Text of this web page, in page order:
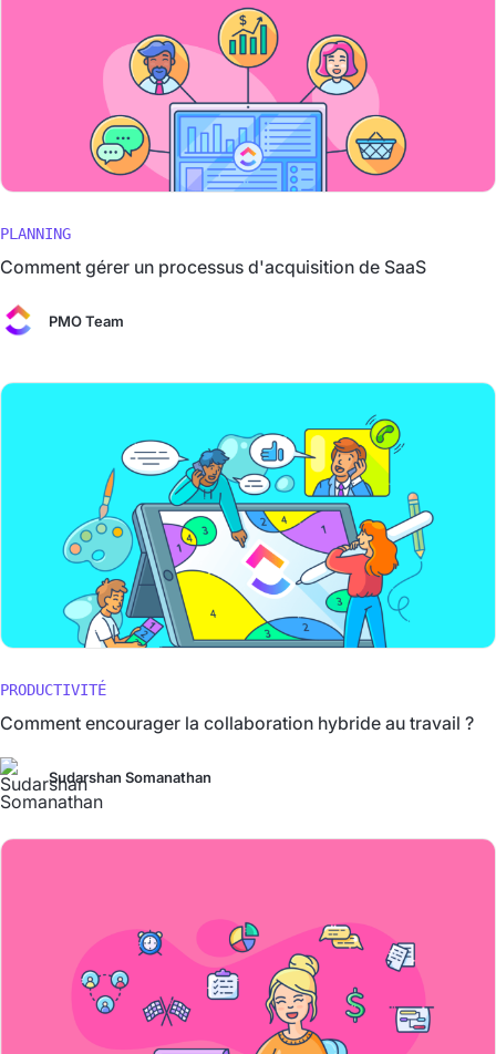
PLANNING
Comment gérer un processus d'acquisition de SaaS
PMO Team
PRODUCTIVITÉ
Comment encourager la collaboration hybride au travail ?
Sudarshan Somanathan